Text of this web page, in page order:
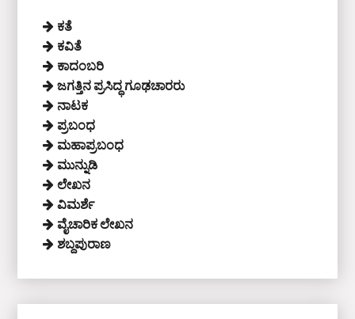
ಕತೆ
ಕವಿತೆ
ಕಾದಂಬರಿ
ಜಗತ್ತಿನ ಪ್ರಸಿದ್ಧ ಗೂಢಚಾರರು
ನಾಟಕ
ಪ್ರಬಂಧ
ಮಹಾಪ್ರಬಂಧ
ಮುನ್ನುಡಿ
ಲೇಖನ
ವಿಮರ್ಶೆ
ವೈಚಾರಿಕ ಲೇಖನ
ಶಬ್ದಪುರಾಣ